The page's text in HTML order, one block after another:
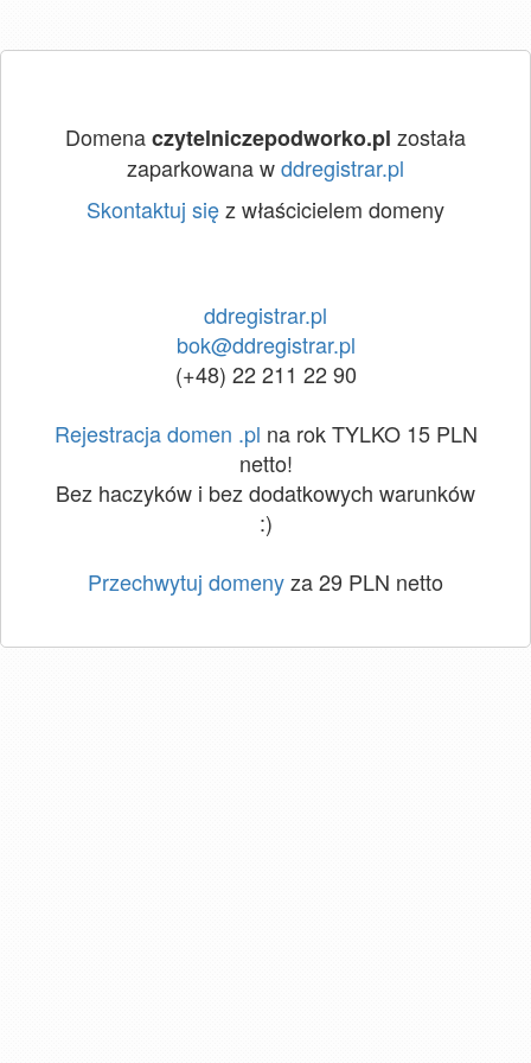
Domenaczytelniczepodworko.pl została
zaparkowana wddregistrar.pl
Skontaktuj sięz właścicielem domeny
ddregistrar.pl
bok@ddregistrar.pl
(+48) 22 211 22 90
Rejestracja domen .pl na rok TYLKO 15 PLN
netto!
Bez haczyków i bez dodatkowych warunków
:)
Przechwytuj domenyza 29 PLN netto